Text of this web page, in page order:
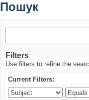
Пошук
Filters
Use filters to refine the
Current Filters: